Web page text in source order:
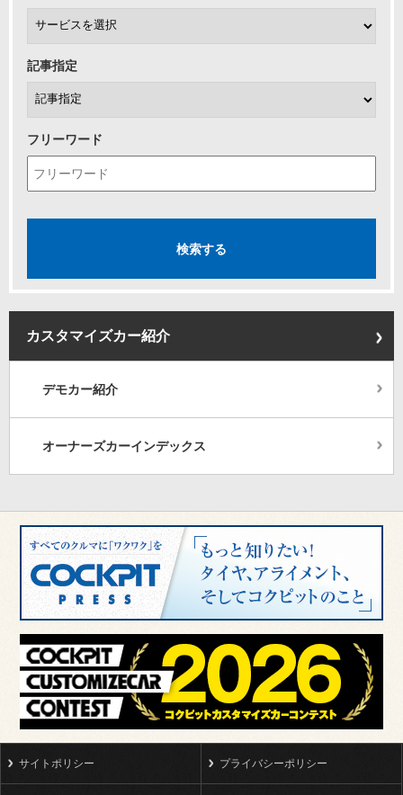
記事指定
フリーワード
カスタマイズカー紹介
デモカー紹介
オーナーズカーインデックス
サイトポリシー プライバシーポリシー